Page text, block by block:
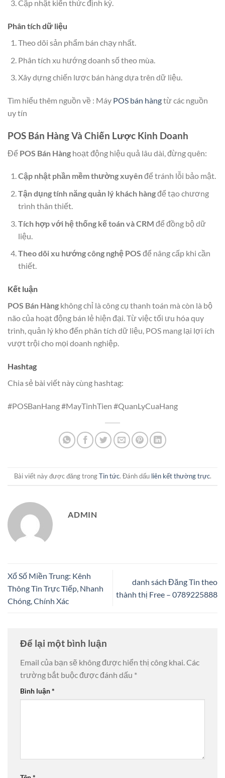
Cập nhật kiến thức định kỳ.
Phân tích dữ liệu
Theo dõi sản phẩm bán chạy nhất.
Phân tích xu hướng doanh số theo mùa.
Xây dựng chiến lược bán hàng dựa trên dữ liệu.
Tìm hiểu thêm nguồn về : Máy POS bán hàngtừ các nguồn
uy tín
POS Bán Hàng Và Chiến Lược Kinh Doanh
Để POS Bán Hàng hoạt động hiệu quả lâu dài, đừng quên:
Cập nhật phần mềm thường xuyênđể tránh lỗi bảo mật.
Tận dụng tính năng quản lý khách hàngđể tạo chương
trình thân thiết.
Tích hợp với hệ thống kế toán và CRM để đồng bộ dữ
liệu.
Theo dõi xu hướng công nghệ POS để nâng cấp khi cần
thiết.
Kết luận
POS Bán Hàng không chỉ là công cụ thanh toán mà còn là bộ
não của hoạt động bán lẻ hiện đại. Từ việc tối ưu hóa quy
trình, quản lý kho đến phân tích dữ liệu, POS mang lại lợi ích
vượt trội cho mọi doanh nghiệp.
Hashtag
Chia sẻ bài viết này cùng hashtag:
#POSBanHang #MayTinhTien #QuanLyCuaHang
Bài viết này được đăng trongTin tức. Đánh dấu liên kết thường trực.
ADMIN
Xổ Số Miền Trung: Kênh
Thông Tin Trực Tiếp, Nhanh
Chóng, Chính Xác
danh sách Đăng Tin theo
thành thị Free – 0789225888
Để lại một bình luận
Email của bạn sẽ không được hiển thị công khai. Các
trường bắt buộc được đánh dấu *
Bình luận*